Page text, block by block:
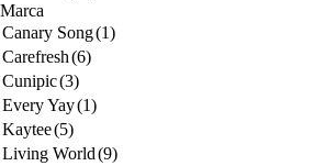
Marca
Canary Song(1)
Carefresh(6)
Cunipic(3)
Every Yay(1)
Kaytee(5)
Living World(9)